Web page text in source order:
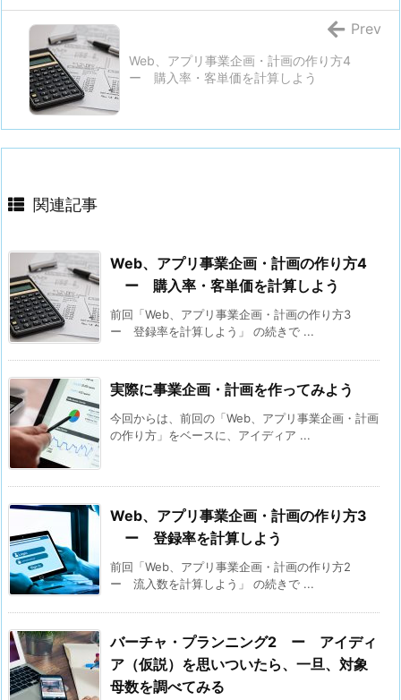
Web、アプリ事業企画・計画の作り方4
ー 購入率・客単価を計算しよう
Prev
関連記事
Web、アプリ事業企画・計画の作り方4
ー 購入率・客単価を計算しよう
前回「Web、アプリ事業企画・計画の作り方3
ー 登録率を計算しよう」 の続きで ...
実際に事業企画・計画を作ってみよう
今回からは、前回の「Web、アプリ事業企画・計画
の作り方」をベースに、アイディア ...
Web、アプリ事業企画・計画の作り方3
ー 登録率を計算しよう
前回「Web、アプリ事業企画・計画の作り方2
ー 流入数を計算しよう」 の続きで ...
バーチャ・プランニング2 ー アイディ
ア（仮説）を思いついたら、一旦、対象
母数を調べてみる